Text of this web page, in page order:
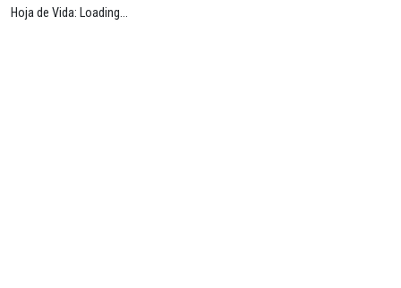
Hoja de Vida: Loading...